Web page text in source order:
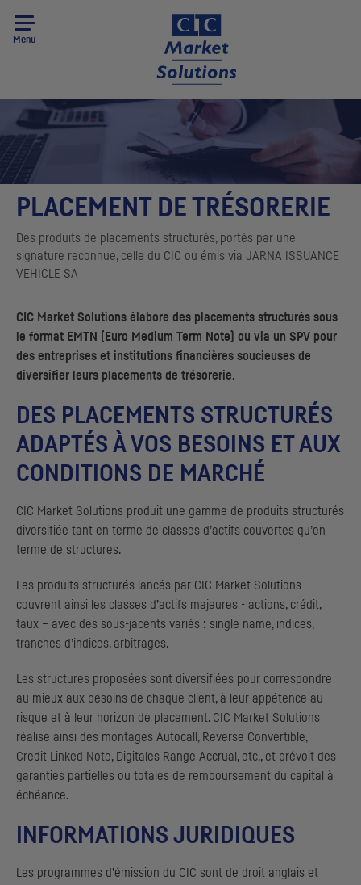
Menu
PLACEMENT DE TRÉSORERIE
Des produits de placements structurés, portés par une
signature reconnue, celle du CIC ou émis via JARNA ISSUANCE
VEHICLE SA
CIC Market Solutions élabore des placements structurés sous
le format EMTN Euro Medium Term Note ) ou via un SPV pour
des entreprises et institutions financières soucieuses de
diversifier leurs placements de trésorerie.
DES PLACEMENTS STRUCTURÉS
ADAPTÉS À VOS BESOINS ET AUX
CONDITIONS DE MARCHÉ
CIC Market Solutions produit une gamme de produits structurés
diversifiée tant en terme de classes d’actifs couvertes qu’en
terme de structures.
Les produits structurés lancés par CIC Market Solutions
couvrent ainsi les classes d’actifs majeures - actions, crédit,
taux – avec des sous-jacents variés : single name, indices,
tranches d’indices, arbitrages.
Les structures proposées sont diversifiées pour correspondre
au mieux aux besoins de chaque client, à leur appétence au
risque et à leur horizon de placement. CIC Market Solutions
réalise ainsi des montages Autocall, Reverse Convertible,
Credit Linked Note, Digitales Range Accrual , etc., et prévoit des
garanties partielles ou totales de remboursement du capital à
échéance.
INFORMATIONS JURIDIQUES
Les programmes d’émission du CIC sont de droit anglais et